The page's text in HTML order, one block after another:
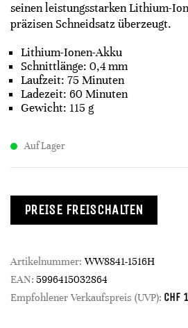
seinen leistungsstarken Lithium-
präzisen Schneidsatz überzeugt.
Lithium-Ionen-Akku
Schnittlänge: 0,4 mm
Laufzeit: 75 Minuten
Ladezeit: 60 Minuten
Gewicht: 115 g
Auf Lager
PREISE FREISCHALTEN
Artikelnummer: WW8841-1516H
EAN: 5996415032864
Empfohlener Verkaufspreis (UVP): CHF